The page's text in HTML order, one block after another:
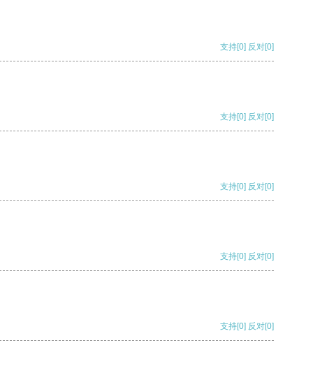
支持[0] 反对[0]
支持[0] 反对[0]
支持[0] 反对[0]
支持[0] 反对[0]
支持[0] 反对[0]